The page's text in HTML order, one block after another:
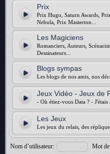
Prix
Prix Hugo, Saturn Awards,
Nebula, Prix Masterton...
Les Magiciens
Romanciers, Auteurs,
Dessinateurs...
Blogs sympas
Les blogs de nos amis, nos
Jeux Vidéo - Jeux de
- Où étiez-vous Data ? -
Les Jeux
Les jeux du relais, des
Nom d’utilisateur: Mot de